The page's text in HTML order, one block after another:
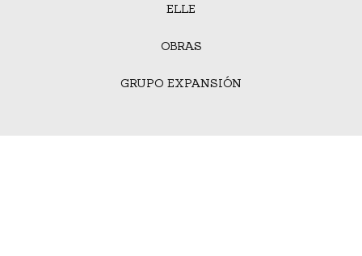
ELLE
OBRAS
GRUPO EXPANSIÓN